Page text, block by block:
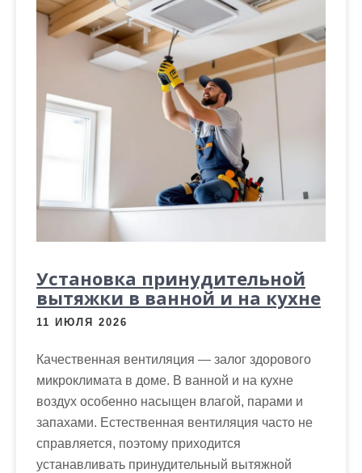
Установка принудительной
вытяжки в ванной и на кухне
11 ИЮЛЯ 2026
Качественная вентиляция — залог здорового
микроклимата в доме. В ванной и на кухне
воздух особенно насыщен влагой, парами и
запахами. Естественная вентиляция часто не
справляется, поэтому приходится
устанавливать принудительный вытяжной